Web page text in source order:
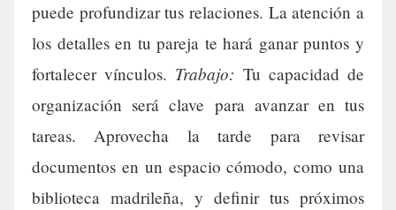
puede profundizar tus relaciones. La atención a
los detalles en tu pareja te hará ganar puntos y
fortalecer vínculos. Trabajo: Tu capacidad de
organización será clave para avanzar en tus
tareas. Aprovecha la tarde para revisar
documentos en un espacio cómodo, como una
biblioteca madrileña, y definir tus próximos